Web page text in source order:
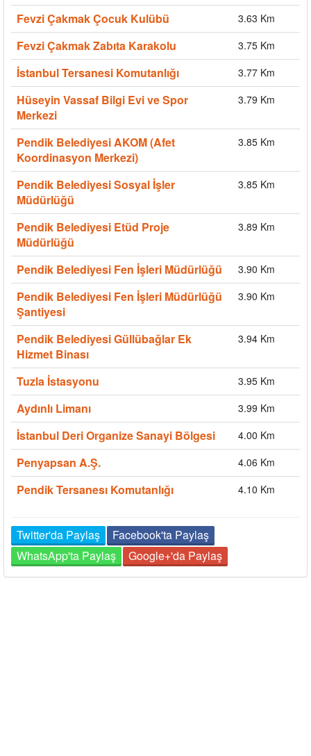
Fevzi Çakmak Çocuk Kulübü 3.63 Km
Fevzi Çakmak Zabıta Karakolu 3.75 Km
İstanbul Tersanesi Komutanlığı 3.77 Km
Hüseyin Vassaf Bilgi Evi ve Spor
Merkezi
3.79 Km
Pendik Belediyesi AKOM (Afet
Koordinasyon Merkezi)
3.85 Km
Pendik Belediyesi Sosyal İşler
Müdürlüğü
3.85 Km
Pendik Belediyesi Etüd Proje
Müdürlüğü
3.89 Km
Pendik Belediyesi Fen İşleri Müdürlüğü 3.90 Km
Pendik Belediyesi Fen İşleri Müdürlüğü
Şantiyesi
3.90 Km
Pendik Belediyesi Güllübağlar Ek
Hizmet Binası
3.94 Km
Tuzla İstasyonu 3.95 Km
Aydınlı Limanı 3.99 Km
İstanbul Deri Organize Sanayi Bölgesi 4.00 Km
Penyapsan A.Ş. 4.06 Km
Pendik Tersanesı Komutanlığı 4.10 Km
Twitter'da Paylaş
Facebook'ta Paylaş
WhatsApp'ta Paylaş
Google+'da Paylaş